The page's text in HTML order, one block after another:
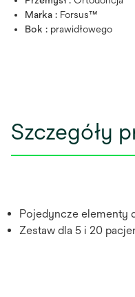
Marka : Forsus™
Bok : prawidłowego
Szczegóły
Pojedyncze elementy
Zestaw dla 5 i 20